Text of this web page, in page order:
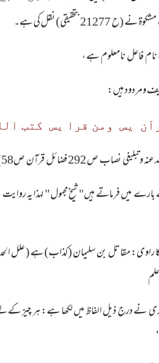
نقل کی ہے۔
فاعل نامعلوم ہے ،
ومردود ہیں:
میں فرماتے ہیں" شیخ مجہول " لہذا یہ
نے درج ذیل الفاظ میں لکھا ہے: ہر